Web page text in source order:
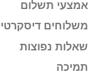
אמצעי תשלום
משלוחים
שאלות נפוצות
תמיכה